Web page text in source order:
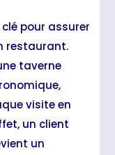
pour assurer
restaurant.
taverne
visite en
un client
un